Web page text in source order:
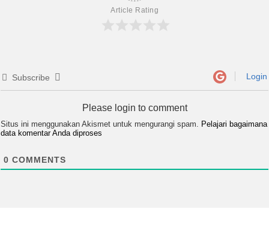
Article Rating
Subscribe Login
Please login to comment
Situs ini menggunakan Akismet untuk mengurangi spam.
Pelajari bagaimana
data komentar Anda diproses
0 COMMENTS